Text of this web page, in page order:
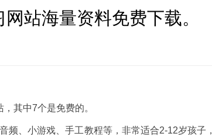
站海量资料免费下载。
其中7个是免费的。
、小游戏、手工教程等，非常适合2-12岁孩子，